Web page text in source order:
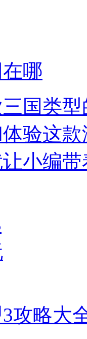
在哪
国类
验这
小编
3攻略大